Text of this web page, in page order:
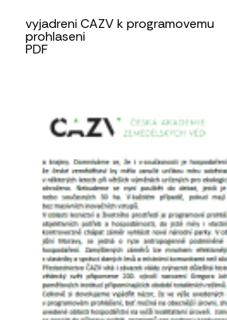
vyjadreni CAZV k programovemu
prohlaseni
PDF